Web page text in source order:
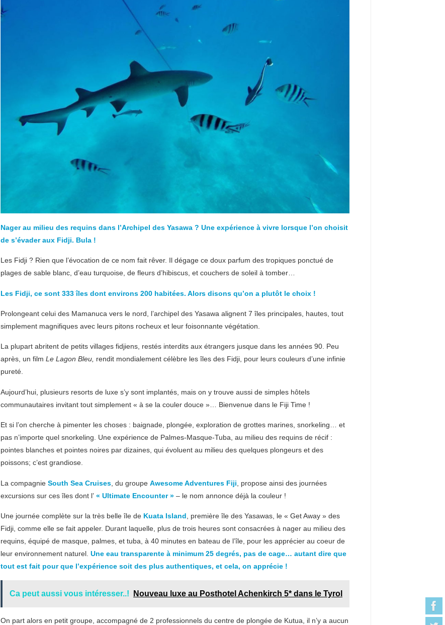
Nager au milieu des requins dans l’Archipel des Yasawa ? Une expérience à vivre lorsque l’on choisit
de s’évader aux Fidji. Bula !
Les Fidji ? Rien que l’évocation de ce nom fait rêver. Il dégage ce doux parfum des tropiques ponctué de
plages de sable blanc, d’eau turquoise, de fleurs d’hibiscus, et couchers de soleil à tomber…
Les Fidji, ce sont 333 îles dont environs 200 habitées. Alors disons qu’on a plutôt le choix !
Prolongeant celui des Mamanuca vers le nord, l’archipel des Yasawa alignent 7 îles principales, hautes, tout
simplement magnifiques avec leurs pitons rocheux et leur foisonnante végétation.
La plupart abritent de petits villages fidjiens, restés interdits aux étrangers jusque dans les années 90. Peu
après, un film Le Lagon Bleu, rendit mondialement célèbre les îles des Fidji, pour leurs couleurs d’une infinie
pureté.
Aujourd’hui, plusieurs resorts de luxe s’y sont implantés, mais on y trouve aussi de simples hôtels
communautaires invitant tout simplement « à se la couler douce »… Bienvenue dans le Fiji Time !
Et si l’on cherche à pimenter les choses : baignade, plongée, exploration de grottes marines, snorkeling… et
pas n’importe quel snorkeling. Une expérience de Palmes-Masque-Tuba, au milieu des requins de récif :
pointes blanches et pointes noires par dizaines, qui évoluent au milieu des quelques plongeurs et des
poissons; c’est grandiose.
La compagnie South Sea Cruises , du groupe Awesome Adventures Fiji , propose ainsi des journées
excursions sur ces îles dont l’ « Ultimate Encounter » – le nom annonce déjà la couleur !
Une journée complète sur la très belle île de Kuata Island , première île des Yasawas, le « Get Away » des
Fidji, comme elle se fait appeler. Durant laquelle, plus de trois heures sont consacrées à nager au milieu des
requins, équipé de masque, palmes, et tuba, à 40 minutes en bateau de l’île, pour les apprécier au coeur de
leur environnement naturel. Une eau transparente à minimum 25 degrés, pas de cage… autant dire que
tout est fait pour que l’expérience soit des plus authentiques, et cela, on apprécie !
Ca peut aussi vous intéresser..! Nouveau luxe au Posthotel Achenkirch 5* dans le Tyrol
On part alors en petit groupe, accompagné de 2 professionnels du centre de plongée de Kutua, il n’y a aucun